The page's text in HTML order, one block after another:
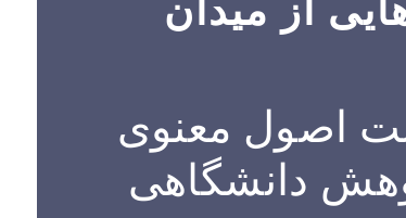
از میدان
اصول معنوی
دانشگاهی